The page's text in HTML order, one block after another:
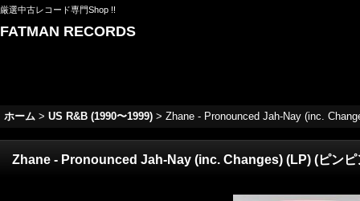
厳選中古レコード専門Shop !!
FATMAN RECORDS
ホーム > US R&B (1990〜1999) > Zhane - Pronounced Jah-Nay (inc.
Zhane - Pronounced Jah-Nay (inc. Changes) (LP) (ピンピ